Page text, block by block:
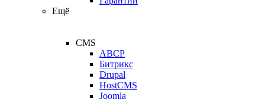
Ещё
CMS
ABCP
Битрикс
Drupal
HostCMS
Joomla